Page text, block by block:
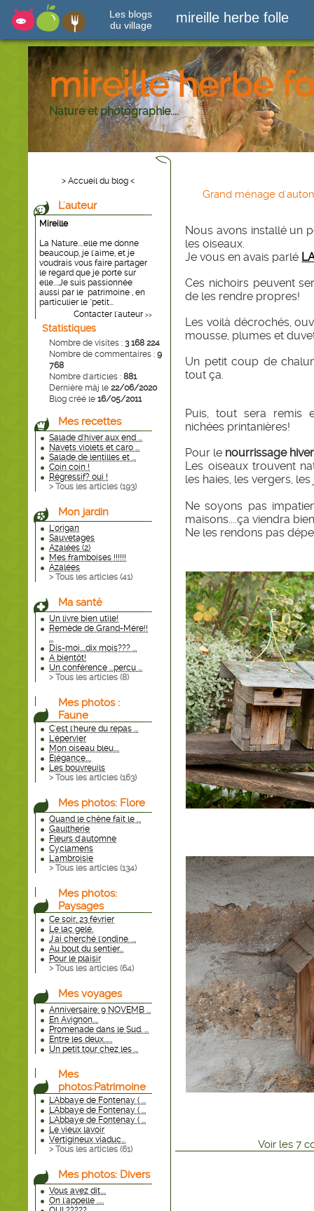
Les blogs
du village
mireille herbe folle
mireille herbe
Nature et photographie....
> Accueil du blog <
L'auteur
Mireille
La Nature....elle me donne
beaucoup, je l'aime, et je
voudrais vous faire partager
le regard que je porte sur
elle....Je suis passionnée
aussi par le patrimoine , en
particulier le "petit...
Contacter l'auteur >>
Statistiques
Nombre de visites : 3 168 224
Nombre de commentaires : 9
768
Nombre d'articles : 881
Dernière màj le 22/06/2020
Blog créé le 16/05/2011
Mes recettes
Salade d'hiver aux end ...
Navets violets et caro ...
Salade de lentilles et ...
Coin coin !
Régressif? oui !
> Tous les articles (193)
Mon jardin
L'origan
Sauvetages
Azalées (2)
Mes framboises !!!!!!
Azalées
> Tous les articles (41)
Ma santé
Un livre bien utile!
Remède de Grand-Mère!!
...
Dis-moi....dix mois??? ...
A bientôt!
Un conférence ...percu ...
> Tous les articles (8)
Mes photos :
Faune
C'est l'heure du repas ...
L'épervier
Mon oiseau bleu....
Elégance....
Les bouvreuils
> Tous les articles (163)
Mes photos: Flore
Quand le chêne fait le ...
Gaultherie
Fleurs d'automne
Cyclamens
L'ambroisie
> Tous les articles (134)
Mes photos:
Paysages
Ce soir, 23 février
Le lac gelé.
J'ai cherché l'ondine. ...
Au bout du sentier...
Pour le plaisir
> Tous les articles (64)
Mes voyages
Anniversaire: 9 NOVEMB ...
En Avignon....
Promenade dans le Sud. ...
Entre les deux......
Un petit tour chez les ...
Mes
photos:Patrimoine
L'Abbaye de Fontenay ( ...
L'Abbaye de Fontenay ( ...
L'Abbaye de Fontenay ( ...
Le vieux lavoir
Vertigineux viaduc...
> Tous les articles (61)
Mes photos: Divers
Vous avez dit....
On l'appelle .....
Grand ménage
Nous avons installé un
les oiseaux.
Je vous en avais parlé
Ces nichoirs peuvent
de les rendre propres!
Les voilà décrochés,
mousse, plumes et
Un petit coup de
tout ça.
Puis, tout sera remis
nichées printanières!
Pour le nourrissage
Les oiseaux trouvent
les haies, les vergers,
Ne soyons pas
maisons....ça viendra
Ne les rendons pas
Voir les 7